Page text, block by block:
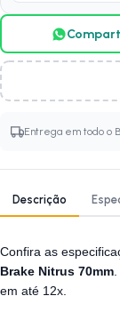
Entrega em todo o
Descrição
Confira as
Brake Nitrus 70mm
em até 12x.